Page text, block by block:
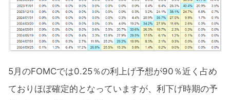
5月のFOMCでは0.25％の利上げ予想が90％近く占め
ておりほぼ確定的となっていますが、利下げ時期の予